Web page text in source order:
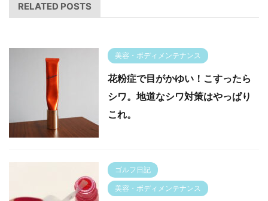
RELATED POSTS
美容・ボディメンテナンス
花粉症で目がかゆい！こすったら
シワ。地道なシワ対策はやっぱり
これ。
ゴルフ日記
美容・ボディメンテナンス